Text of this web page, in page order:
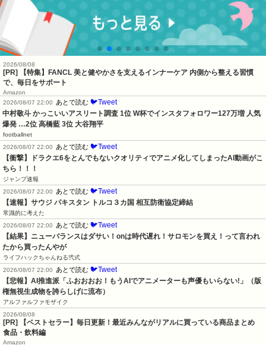
2026/08/08
[PR] 【特集】FANCL 美と健やかさを支えるインナーケア 内側から整える習慣
で、毎日をサポート
Amazon
2026/08/07 22:00
あとで読む 🐦Tweet
中村敬斗 かっこいいアスリート調査 1位 W杯でインスタフォロワー127万増 人気
爆発 …2位 高橋藍 3位 大谷翔平
footballnet
2026/08/07 22:00
あとで読む 🐦Tweet
【衝撃】ドラクエ6をとんでもないクオリティでアニメ化してしまったAI動画がこ
ちら！！！
ジャンプ速報
2026/08/07 22:00
あとで読む 🐦Tweet
【速報】サウジ パキスタン トルコ３カ国 相互防衛協定締結
常識的に考えた
2026/08/07 22:00
あとで読む 🐦Tweet
【結果】ニューバランスはダサい！onは時代遅れ！サロモンを買え！って言われ
たから買ったんやが
ライフハックちゃんねる弐式
2026/08/07 22:00
あとで読む 🐦Tweet
【悲報】AI推進派「ふおおおお！もうAIでアニメーターも声優もいらない!」（版
権無視生成物を誇らしげに流布）
アルファルファモザイク
2026/08/08
[PR] 【ベストセラー】毎日更新！最近みんながリアルに買っている商品まとめ
食品・飲料編
Amazon